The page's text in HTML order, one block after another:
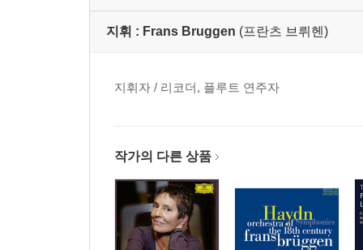
지휘 : Frans Bruggen (프란츠 브뤼헨)
지휘자 / 리코더, 플루트 연주자
작가의 다른 상품